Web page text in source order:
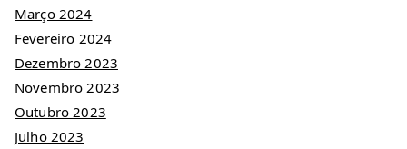
Março 2024
Fevereiro 2024
Dezembro 2023
Novembro 2023
Outubro 2023
Julho 2023